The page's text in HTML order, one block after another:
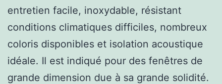
entretien facile, inoxydable, résistant
conditions climatiques difficiles, nombreux
coloris disponibles et isolation acoustique
idéale. Il est indiqué pour des fenêtres de
grande dimension due à sa grande solidité.